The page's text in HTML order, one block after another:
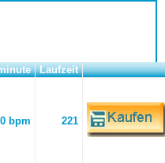
Laufzeit
bpm 221